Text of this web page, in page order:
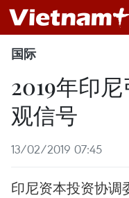
国际
2019年印
观信号
13/02/2019 07:45
印尼资本投资协调